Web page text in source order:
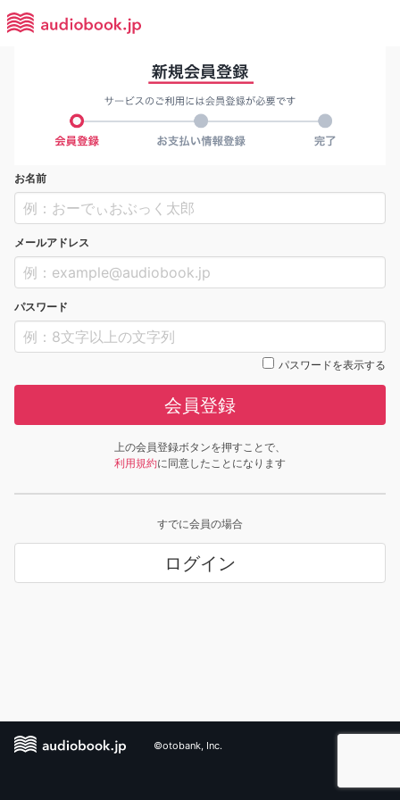
お名前
メールアドレス
パスワード
パスワードを表示する
会員登録
上の会員登録ボタンを押すことで、
利用規約に同意したことになります
すでに会員の場合
ログイン
©otobank, Inc.